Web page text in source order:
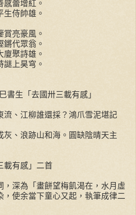
感蕾增紅。
生侍帥雄。
賞亮豪風。
鏘代眾翁。
廈聚詩雄。
謎上昊穹。
書生「去國卅三載有感」
流、江柳誰還採？鴻爪雪泥堪記
灰、浪跡山和海。圓缺陰晴天主
載有感」二首
，深為「畫餅望梅飢渴在，水月虛
，使余當下童心又起，執筆成律二